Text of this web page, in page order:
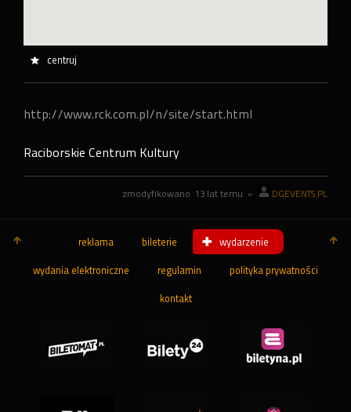
centruj
http://www.rck.com.pl/n/site/start.html
Raciborskie Centrum Kultury
zmodyfikowano 13 lat temu » DGEVENTS.PL
reklama bileterie wydarzenie
wydania elektroniczne regulamin polityka prywatności
kontakt